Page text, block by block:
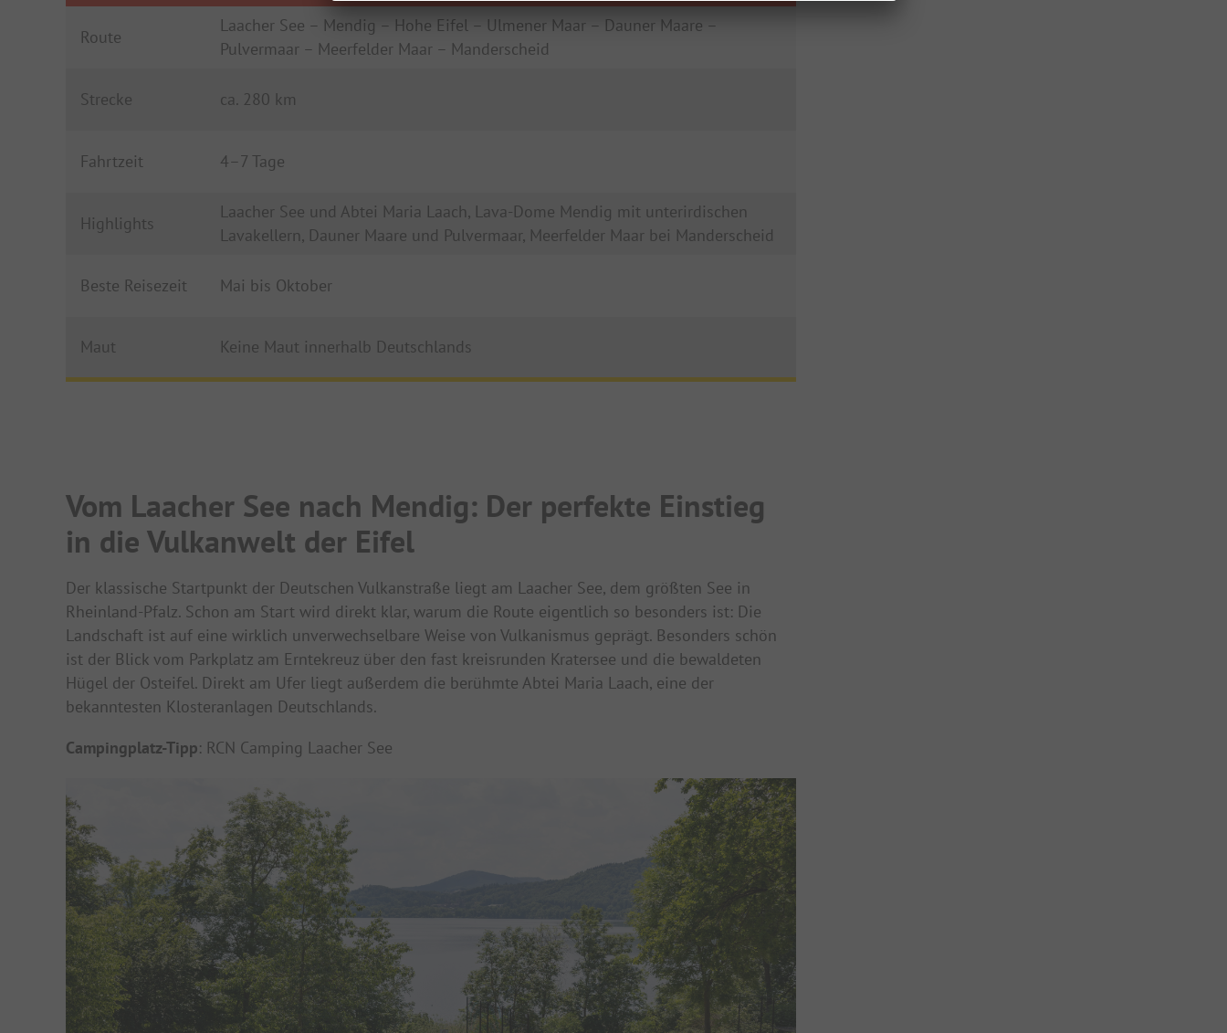
Route
Laacher See – Mendig – Hohe Eifel – Ulmener Maar – Dauner Maare –
Pulvermaar – Meerfelder Maar – Manderscheid
Strecke ca. 280 km
Fahrtzeit 4–7 Tage
Highlights
Laacher See und Abtei Maria Laach, Lava-Dome Mendig mit unterirdischen
Lavakellern, Dauner Maare und Pulvermaar, Meerfelder Maar bei Manderscheid
Beste Reisezeit Mai bis Oktober
Maut Keine Maut innerhalb Deutschlands
Vom Laacher See nach Mendig: Der perfekte Einstieg
in die Vulkanwelt der Eifel
Der klassische Startpunkt der Deutschen Vulkanstraße liegt am Laacher See, dem größten See in
Rheinland-Pfalz. Schon am Start wird direkt klar, warum die Route eigentlich so besonders ist: Die
Landschaft ist auf eine wirklich unverwechselbare Weise von Vulkanismus geprägt. Besonders schön
ist der Blick vom Parkplatz am Erntekreuz über den fast kreisrunden Kratersee und die bewaldeten
Hügel der Osteifel. Direkt am Ufer liegt außerdem die berühmte Abtei Maria Laach, eine der
bekanntesten Klosteranlagen Deutschlands.
Campingplatz-Tipp: RCN Camping Laacher See